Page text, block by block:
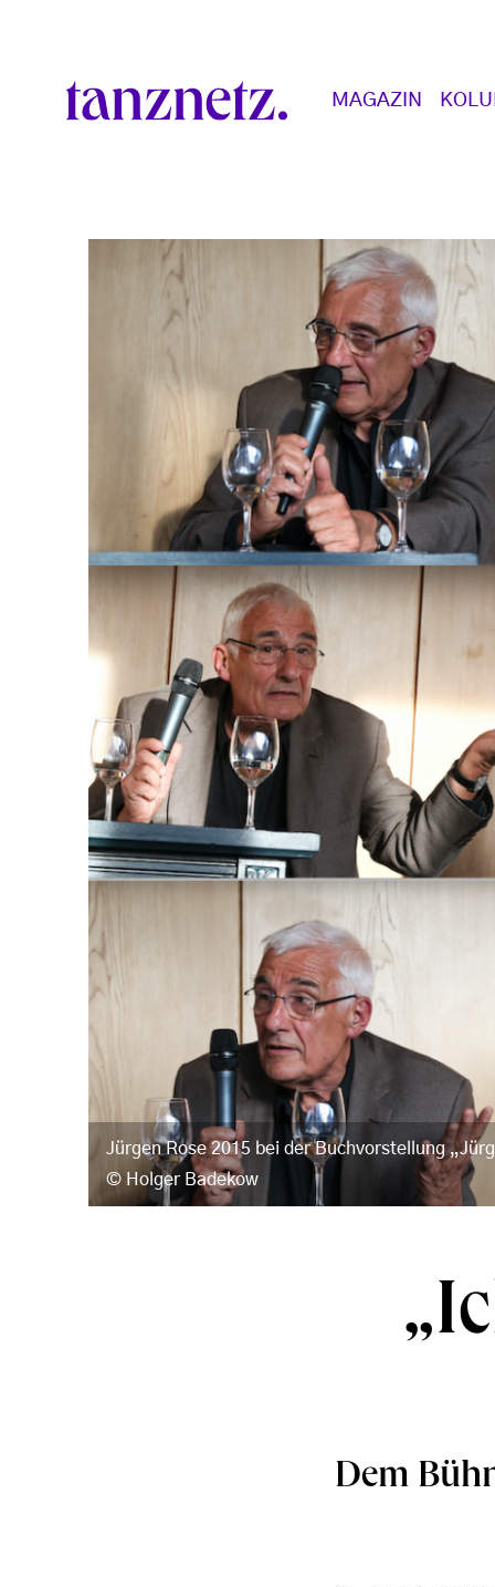
Main navigation
MAGAZIN
Jürgen Rose 2015 bei der Buchvorstellung
Holger Badekow
Dem